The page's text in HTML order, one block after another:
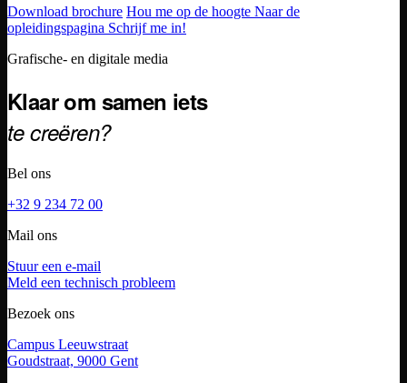
Download brochure Hou me op de hoogte Naar de
opleidingspagina Schrijf me in!
Footer
Grafische- en digitale media
Klaar om samen iets
te creëren?
Bel ons
+32 9 234 72 00
Mail ons
Stuur een e-mail
Meld een technisch probleem
Bezoek ons
Campus Leeuwstraat
Goudstraat, 9000 Gent